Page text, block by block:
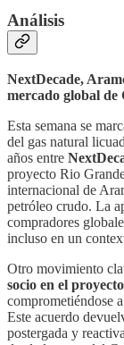
Análisis
NextDecade,
mercado global de
Esta semana se
del gas natural
años entre
proyecto Rio
internacional de
petróleo crudo. La
compradores
incluso en un
Otro movimiento
socio en el
comprometiéndose
Este acuerdo
postergada y